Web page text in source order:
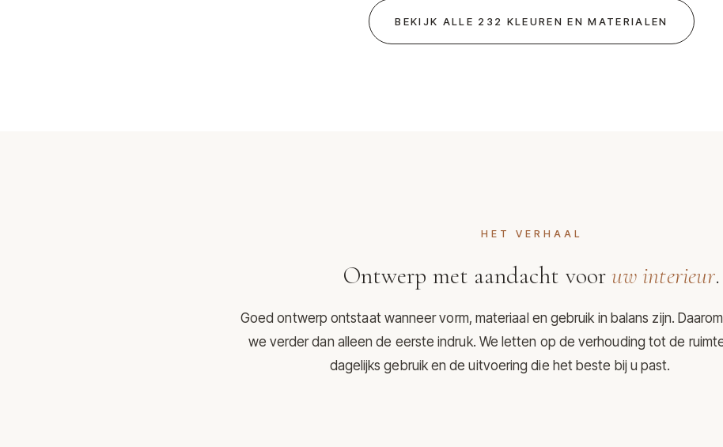
BEKIJK ALLE 232 KLEUREN EN MATERIALEN
HET VERHAAL
Ontwerp met aandacht voor uw interieur.
Goed ontwerp ontstaat wanneer vorm, materiaal en gebruik in balans zijn.
we verder dan alleen de eerste indruk. We letten op de verhouding tot de
dagelijks gebruik en de uitvoering die het beste bij u past.